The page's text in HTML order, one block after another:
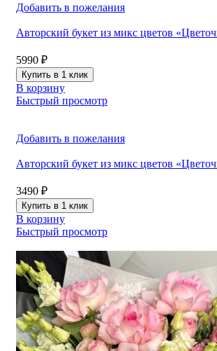
Добавить в пожелания
Авторский букет из микс цветов
5990 ₽
Купить в 1 клик
В корзину
Быстрый просмотр
Добавить в пожелания
Авторский букет из микс цветов
3490 ₽
Купить в 1 клик
В корзину
Быстрый просмотр